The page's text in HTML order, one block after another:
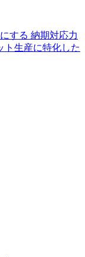
する 納期対応力
ト生産に特化した